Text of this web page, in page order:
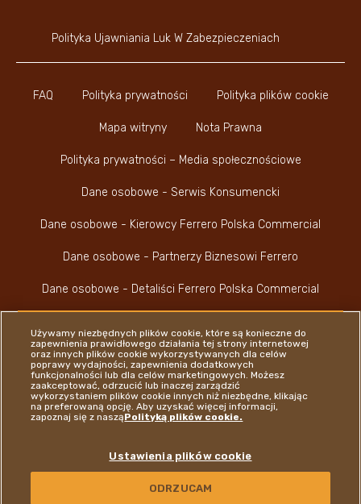
FAQ Polityka prywatności Polityka plików cookie
Mapa witryny Nota Prawna
Polityka prywatności – Media społecznościowe
Dane osobowe - Serwis Konsumencki
Dane osobowe - Kierowcy Ferrero Polska Commercial
Dane osobowe - Partnerzy Biznesowi Ferrero
Dane osobowe - Detaliści Ferrero Polska Commercial
Polityka Ujawniania Luk W Zabezpieczeniach
Youtube Channel
Instagram
LinkedIn
Używamy niezbędnych plików cookie, które są konieczne do
zapewnienia prawidłowego działania tej strony internetowej
oraz innych plików cookie wykorzystywanych dla celów
poprawy wydajności, zapewnienia dodatkowych
funkcjonalności lub dla celów marketingowych. Możesz
zaakceptować, odrzucić lub inaczej zarządzić
wykorzystaniem plików cookie innych niż niezbędne, klikając
na preferowaną opcję. Aby uzyskać więcej informacji,
zapoznaj się z nasząPolityką plików cookie.
Ustawienia plików cookie
ODRZUCAM